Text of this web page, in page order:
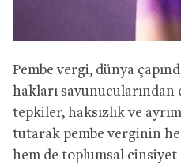
Pembe vergi, dünya
hakları
tepkiler, haksızlık ve
tutarak pembe verginin
hem de toplumsal